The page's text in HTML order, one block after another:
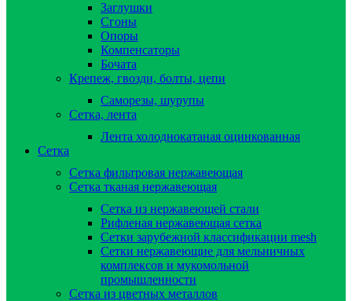
Заглушки
Сгоны
Опоры
Компенсаторы
Бочата
Крепеж, гвозди, болты, цепи
Саморезы, шурупы
Сетка, лента
Лента холоднокатаная оцинкованная
Сетка
Сетка фильтровая нержавеющая
Сетка тканая нержавеющая
Сетка из нержавеющей стали
Рифленая нержавеющая сетка
Сетки зарубежной классификации mesh
Сетки нержавеющие для мельничных
комплексов и мукомольной
промышленности
Сетка из цветных металлов